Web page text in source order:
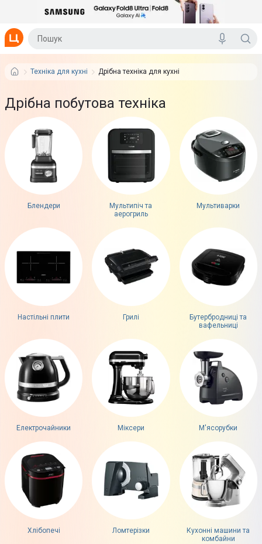
Техніка для кухні Дрібна техніка для кухні
Дрібна побутова техніка
Блендери
Мультипіч та
аерогриль
Мультиварки
Настільні плити Грилі
Бутербродниці та
вафельниці
Електрочайники Міксери М'ясорубки
Хлібопечі Ломтерізки
Кухонні машини та
комбайни